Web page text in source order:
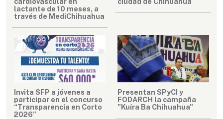
lactante de 10 meses, a
través de MediChihuahua
Invita SFP a jóvenes a
participar en el concurso
“Transparencia en Corto
2026”
Presentan SPyCI y
FODARCH la campaña
"Kuíra Ba Chihuahua"